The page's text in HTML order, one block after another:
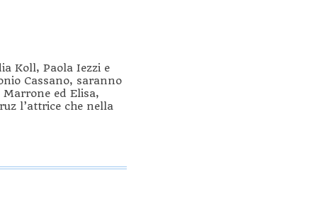
Koll, Paola Iezzi e
Cassano, saranno
ed Elisa,
l’attrice che nella